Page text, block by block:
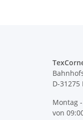
D-31275
Montag
von